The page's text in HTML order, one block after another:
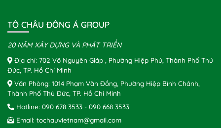
TÔ CHÂU ĐÔNG Á GROUP
20 NĂM XÂY DỰNG VÀ PHÁT TRIỂN
Địa chỉ: 702 Võ Nguyên Giáp , Phường Hiệp Phú, Thành Phố Thủ
Đức, TP. Hồ Chí Minh
Văn Phòng: 1014 Phạm Văn Đồng, Phường Hiệp Bình Chánh,
Thành Phố Thủ Đức, TP. Hồ Chí Minh
Hotline: 090 678 3533 - 090 668 3533
Email: tochauvietnam@gmail.com